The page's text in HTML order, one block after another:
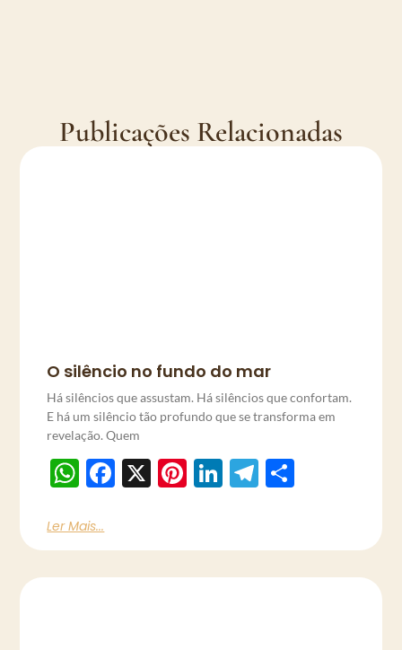
Publicações Relacionadas
O silêncio no fundo do mar
Há silêncios que assustam. Há silêncios que confortam.
E há um silêncio tão profundo que se transforma em
revelação. Quem
WhatsApp
Facebook
X Pinterest
LinkedIn
Telegram
Ler Mais...